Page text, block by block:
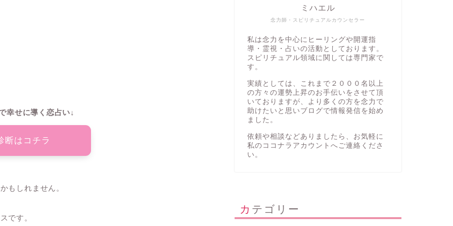
幸せに導く恋占い↓
断はコチラ
もしれません。
です。
念力師・スピリチュアルカウンセラー
ミハエル
私は念力を中心にヒーリングや開運指
導・霊視・占いの活動としております。
スピリチュアル領域に関しては専門家で
す。
実績としては、これまで２０００名以上
の方々の運勢上昇のお手伝いをさせて頂
いておりますが、より多くの方を念力で
助けたいと思いブログで情報発信を始め
ました。
依頼や相談などありましたら、お気軽に
私の ココナラアカウント へご連絡くださ
い。
カテゴリー